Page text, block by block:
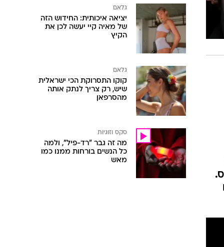
גלאם
יציאה איכותית: החידוש הזה
של מאיה קיי יעשה לכן את
הקיץ
גלאם
קוקו התסרוקת הכי ישראלית
שיש, רק צריך לנתק אותה
מהסרפאן
סקס וזוגיות
מה זה גבר "רד-פיל", ולמה
כל הנשים בורחות ממנו כמו
מאש